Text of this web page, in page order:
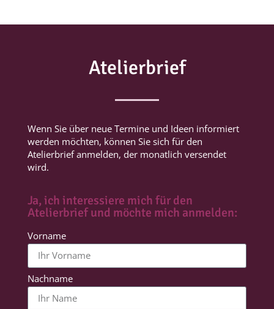
Atelierbrief
Wenn Sie über neue Termine und Ideen informiert
werden möchten, können Sie sich für den
Atelierbrief anmelden, der monatlich versendet
wird.
Ja, ich interessiere mich für den
Atelierbrief und möchte mich anmelden:
Vorname
Nachname